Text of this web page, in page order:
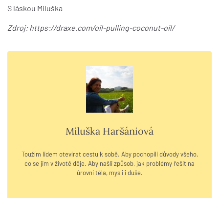
S láskou Miluška
Zdroj: https://draxe.com/oil-pulling-coconut-oil/
Miluška Haršániová
Toužím lidem otevírat cestu k sobě. Aby pochopili důvody všeho,
co se jim v životě děje. Aby našli způsob, jak problémy řešit na
úrovni těla, mysli i duše.